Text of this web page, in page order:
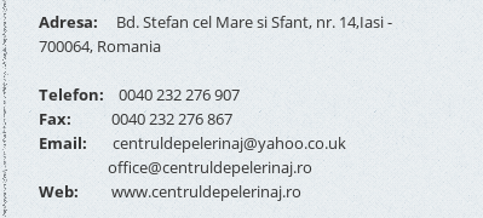
Adresa: Bd. Stefan cel Mare si Sfant, nr. 14,Iasi -
700064, Romania
Telefon:0040 232 276 907
Fax: 0040 232 276 867
Email:
centruldepelerinaj@yahoo.co.uk
office@centruldepelerinaj.ro
Web:
www.centruldepelerinaj.ro